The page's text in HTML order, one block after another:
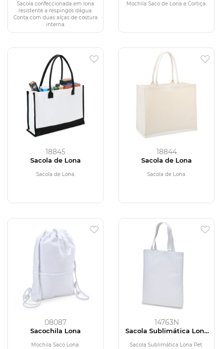
Sacola confeccionada em lona
resistente a respingos dágua.
Conta com duas alças de costura
interna.
Mochila Saco de Lona e Cortiça.
18845
Sacola de Lona
Sacola de Lona.
18844
Sacola de Lona
Sacola de Lona.
08087
Sacochila Lona
Mochila Saco Lona.
14763N
Sacola Sublimática Lona
Sacola Sublimática Lona Pet.